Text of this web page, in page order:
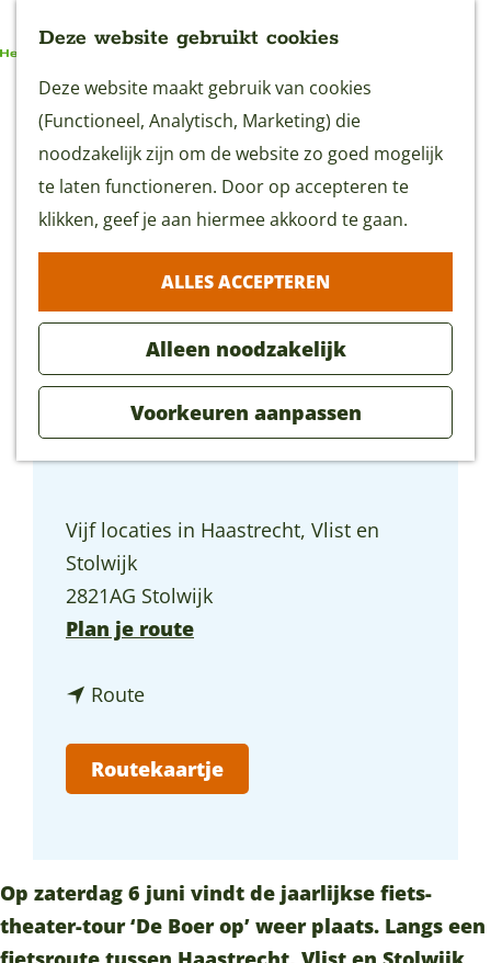
Deze website gebruikt cookies
Deze website maakt gebruik van cookies
(Functioneel, Analytisch, Marketing) die
noodzakelijk zijn om de website zo goed mogelijk
te laten functioneren. Door op accepteren te
klikken, geef je aan hiermee akkoord te gaan.
ALLES ACCEPTEREN
Alleen noodzakelijk
Voorkeuren aanpassen
‘De Boer op’
Vijf locaties in Haastrecht, Vlist en
Stolwijk
2821AG Stolwijk
Plan je routen
‘
D
o
e
r
Routen
a
r
e
B
o
Routekaartje
Op zaterdag 6 juni vindt de jaarlijkse fiets-
theater-tour ‘De Boer op’ weer plaats. Langs een